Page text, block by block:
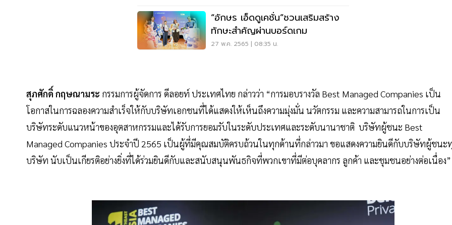
“อักษร เอ็ดดูเคชั่น”ชวนเสริมสร้าง
ทักษะสำคัญผ่านบอร์ดเกม
27 พ.ค. 2565 | 08:35 น.
สุภศักดิ์ กฤษณามระ กรรมการผู้จัดการ ดีลอยท์ ประเทศไทย กล่าวว่า “การมอบรางวัล Best Managed Companies เป็น
โอกาสในการฉลองความสำเร็จให้กับบริษัทเอกชนที่ได้แสดงให้เห็นถึงความมุ่งมั่น นวัตกรรม และความสามารถในการเป็น
บริษัทระดับแนวหน้าของอุตสาหกรรมและได้รับการยอมรับในระดับประเทศและระดับนานาชาติ บริษัทผู้ชนะ Best
Managed Companies ประจำปี 2565 เป็นผู้ที่มีคุณสมบัติครบถ้วนในทุกด้านที่กล่าวมา ขอแสดงความยินดีกับบริษัทผู้ชนะ
บริษัท นับเป็นเกียรติอย่างยิ่งที่ได้ร่วมยินดีกับและสนับสนุนพันธกิจที่พวกเขาที่มีต่อบุคลากร ลูกค้า และชุมชนอย่างต่อเนื่อง”